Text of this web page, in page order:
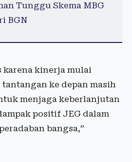
Tunggu Skema MBG
BGN
karena kinerja mulai
ke depan masih
menjaga keberlanjutan
positif JEG dalam
bangsa,”